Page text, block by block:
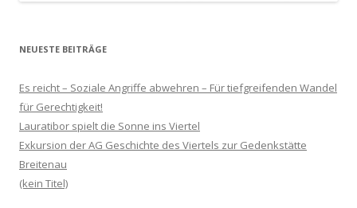
NEUESTE BEITRÄGE
Es reicht – Soziale Angriffe abwehren – Für tiefgreifenden Wandel
für Gerechtigkeit!
Lauratibor spielt die Sonne ins Viertel
Exkursion der AG Geschichte des Viertels zur Gedenkstätte
Breitenau
(kein Titel)